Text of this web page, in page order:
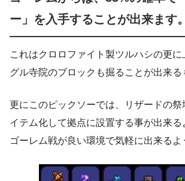
ー」を入手することが出来ます。
これはクロロファイト製ツルハシの更
グル寺院のブロックも掘ることが出来る
更にこのピックソーでは、リザードの祭
イテム化して拠点に設置する事が出来る
ゴーレム戦が良い環境で気軽に出来るよ